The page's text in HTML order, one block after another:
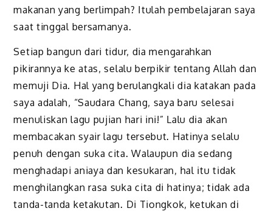
makanan yang berlimpah? Itulah pembelajaran saya
saat tinggal bersamanya.
Setiap bangun dari tidur, dia mengarahkan
pikirannya ke atas, selalu berpikir tentang Allah dan
memuji Dia. Hal yang berulangkali dia katakan pada
saya adalah, “Saudara Chang, saya baru selesai
menuliskan lagu pujian hari ini!” Lalu dia akan
membacakan syair lagu tersebut. Hatinya selalu
penuh dengan suka cita. Walaupun dia sedang
menghadapi aniaya dan kesukaran, hal itu tidak
menghilangkan rasa suka cita di hatinya; tidak ada
tanda-tanda ketakutan. Di Tiongkok, ketukan di